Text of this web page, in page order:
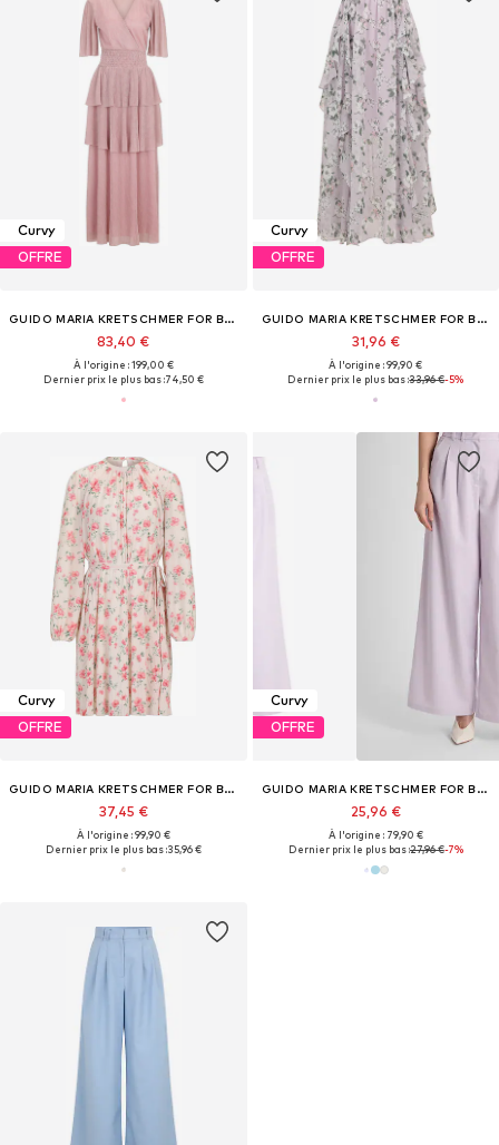
Curvy
OFFRE
GUIDO MARIA KRETSCHMER FOR BRIDGERTON
83,40 €
À l'origine : 199,00 €
Dernier prix le plus bas :74,50 €
Curvy
OFFRE
GUIDO MARIA KRETSCHMER FOR BRIDGERTON
31,96 €
À l'origine : 99,90 €
Dernier prix le plus bas :33,96 €-5%
Curvy
OFFRE
GUIDO MARIA KRETSCHMER FOR BRIDGERTON
37,45 €
À l'origine : 99,90 €
Dernier prix le plus bas :35,96 €
Curvy
OFFRE
GUIDO MARIA KRETSCHMER FOR BRIDGERTON
25,96 €
À l'origine : 79,90 €
Dernier prix le plus bas :27,96 €-7%